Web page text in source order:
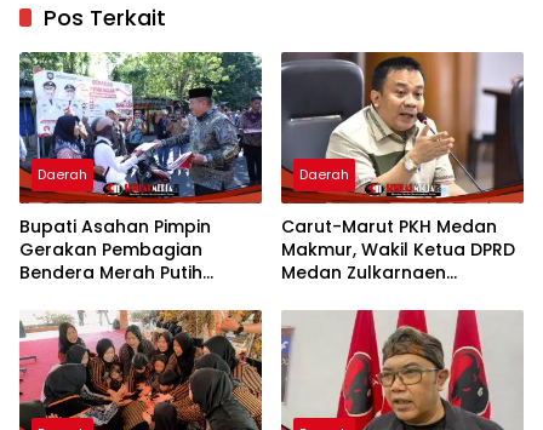
Pos Terkait
Daerah
Bupati Asahan Pimpin
Gerakan Pembagian
Bendera Merah Putih
Kemerdekaan
Daerah
Carut-Marut PKH Medan
Makmur, Wakil Ketua DPRD
Medan Zulkarnaen
Pemko Salurkan Bansos